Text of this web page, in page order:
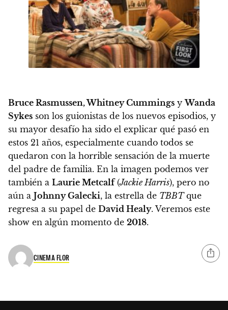
Bruce Rasmussen, Whitney Cummings yWanda
Sykes son los guionistas de los nuevos episodios, y
su mayor desafío ha sido el explicar qué pasó en
estos 21 años, especialmente cuando todos se
quedaron con la horrible sensación de la muerte
del padre de familia. En la imagen podemos ver
también a Laurie Metcalf(Jackie Harris), pero no
aún a Johnny Galecki, la estrella de TBBTque
regresa a su papel de David Healy.Veremos este
show en algún momento de 2018.
CINEMA FLOR